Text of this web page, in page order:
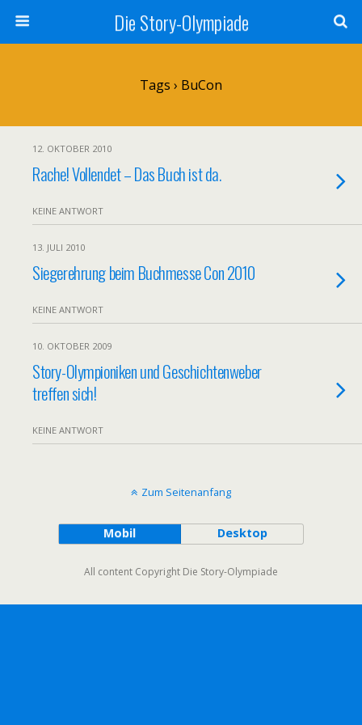
Die Story-Olympiade
Tags › BuCon
12. OKTOBER 2010
Rache! Vollendet – Das Buch ist da.
KEINE ANTWORT
13. JULI 2010
Siegerehrung beim Buchmesse Con 2010
KEINE ANTWORT
10. OKTOBER 2009
Story-Olympioniken und Geschichtenweber
treffen sich!
KEINE ANTWORT
Zum Seitenanfang
Mobil Desktop
All content Copyright Die Story-Olympiade